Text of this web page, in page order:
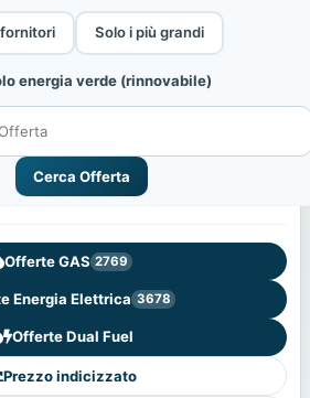
Solo i più grandi
energia verde (rinnovabile)
Cerca Offerta
Offerte GAS 2769
Energia Elettrica 3678
Offerte Dual Fuel
Prezzo indicizzato